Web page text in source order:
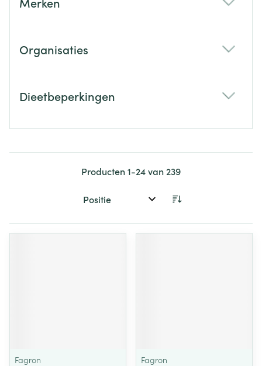
Organisaties
Dieetbeperkingen
Producten1-24van 239
Sorteer op:
Fagron
Fagron